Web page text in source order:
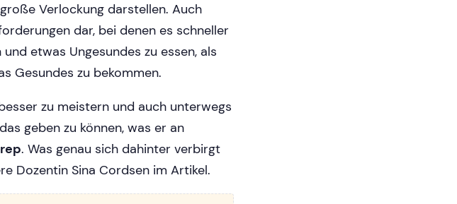
Verlockung darstellen. Auch
dar, bei denen es schneller
etwas Ungesundes zu essen, als
Gesundes zu bekommen.
zu meistern und auch unterwegs
geben zu können, was er an
. Was genau sich dahinter verbirgt
Dozentin Sina Cordsen im Artikel.